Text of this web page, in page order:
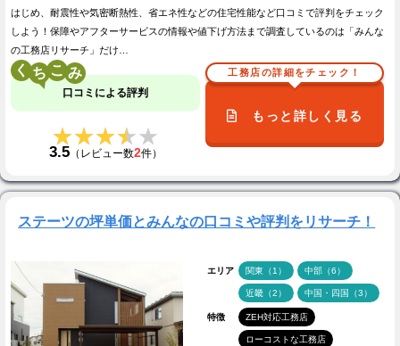
はじめ、耐震性や気密断熱性、省エネ性などの住宅性能など口コミで評判をチェック
しよう！保障やアフターサービスの情報や値下げ方法まで調査しているのは「みんな
の工務店リサーチ」だけ…
く こ
口コミによる評判
★★★★★
★★★★★
3.5（レビュー数2件）
工務店の詳細をチェック！
もっと詳しく見る
ステーツの坪単価とみんなの口コミや評判をリサーチ！
エリア 関東（1） 中部（6）
近畿（2） 中国・四国（3）
特徴 ZEH対応工務店
ローコストな工務店